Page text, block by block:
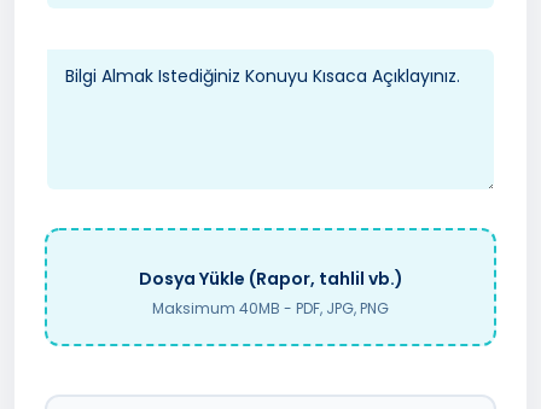
Dosya Yükle (Rapor, tahlil vb.)
Maksimum 40MB - PDF, JPG, PNG